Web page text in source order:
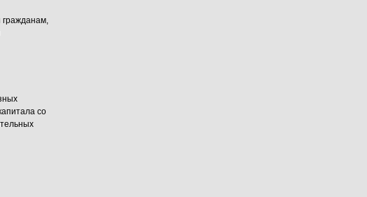
гражданам,
со